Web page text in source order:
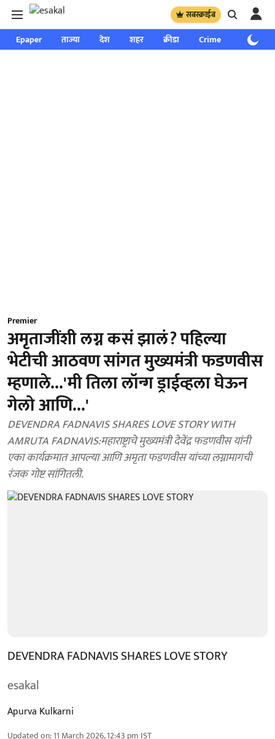
सबस्क्राईब
Epaper ताज्या देश शहर क्रीडा Crime साप्ताहिक
Premier
अमृताजींशी लग्न कसं झालं? पहिल्या
भेटीची आठवण सांगत मुख्यमंत्री फडणवीस
म्हणाले...'मी तिला लॉन्ग ड्राईव्हला घेऊन
गेलो आणि...'
DEVENDRA FADNAVIS SHARES LOVE STORY WITH
AMRUTA FADNAVIS:महाराष्ट्राचे मुख्यमंत्री देवेंद्र फडणवीस यांनी
एका कार्यक्रमात आपल्या आणि अमृता फडणवीस यांच्या लग्नामागची
रंजक गोष्ट सांगितली.
DEVENDRA FADNAVIS SHARES LOVE STORY
esakal
Apurva Kulkarni
Updated on:11 March 2026, 12:43 pm IST